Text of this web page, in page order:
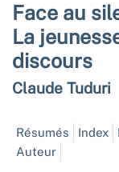
Face au
La
discours
Claude Tuduri
Résumés Index
Auteur